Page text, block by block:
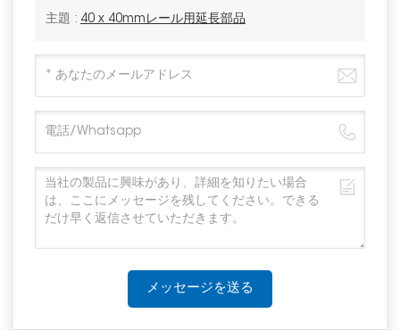
主題 : 40 x 40mmレール用延長部品
メッセージを送る